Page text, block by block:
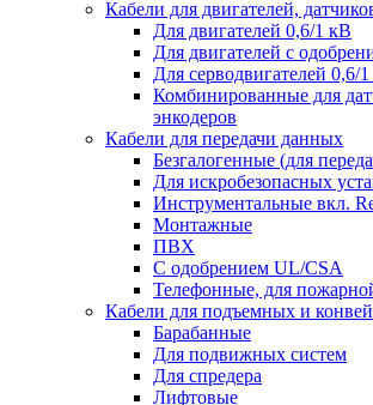
Кабели для двигателей,
Для двигателей 0,6/1 кВ
Для двигателей с
Для серводвигателей 0,6/
Комбинированные для
энкодеров
Кабели для передачи данных
Безгалогенные (для
Для искробезопасных
Инструментальные вкл.
Монтажные
ПВХ
С одобрением UL/CSA
Телефонные, для
Кабели для подъемных и
Барабанные
Для подвижных систем
Для спредера
Лифтовые